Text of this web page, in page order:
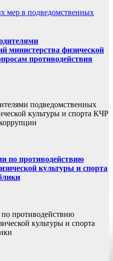
мер в подведомственных
министерства физической
противодействия
подведомственных
культуры и спорта КЧР
по противодействию
культуры и спорта
противодействию
культуры и спорта